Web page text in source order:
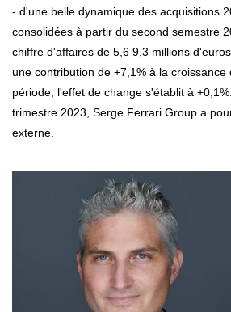
- d'une belle dynamique des acquisitions
consolidées à partir du second semestre
chiffre d'affaires de 5,6 9,3 millions
une contribution de +7,1% à la croissance
période, l'effet de change s'établit à
trimestre 2023, Serge Ferrari Group a
externe.